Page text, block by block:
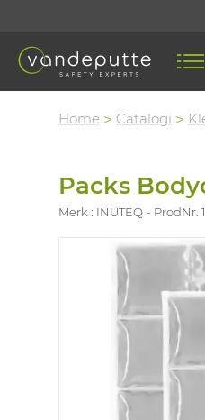
Home Catalogi
Packs
Merk : INUTEQ ProdNr.